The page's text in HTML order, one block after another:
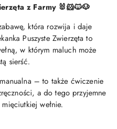
z Farmy 🐰🐹🐱🐶
która rozwija i daje
Puszyste Zwierzęta to
w którym maluch może
sierść.
– to także ćwiczenie
a do tego przyjemne
wełnie.